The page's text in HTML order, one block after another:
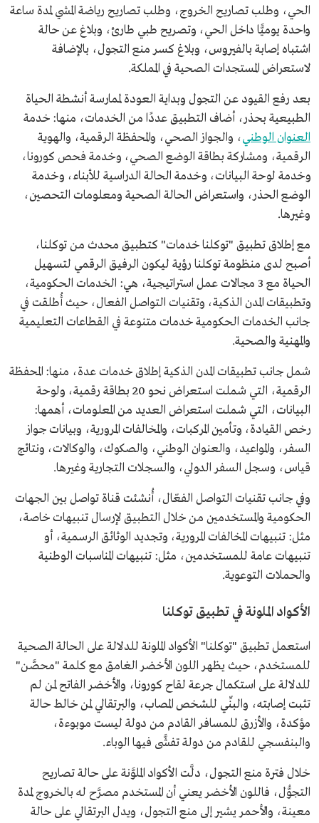
الحي، وطلب تصاريح الخروج، وطلب تصاريح رياضة المشي لمدة ساعة
واحدة يوميًّا داخل الحي، وتصريح طبي طارئ، وبلاغ عن حالة
اشتباه إصابة بالفيروس، وبلاغ كسر منع التجول، بالإضافة
لاستعراض المستجدات الصحية في المملكة.
بعد رفع القيود عن التجول وبداية العودة لممارسة أنشطة الحياة
الطبيعية بحذر، أضاف التطبيق عددًا من الخدمات، منها: خدمة
العنوان الوطني، والجواز الصحي، والمحفظة الرقمية، والهوية
الرقمية، ومشاركة بطاقة الوضع الصحي، وخدمة فحص كورونا،
وخدمة لوحة البيانات، وخدمة الحالة الدراسية للأبناء، وخدمة
الوضع الحذر، واستعراض الحالة الصحية ومعلومات التحصين،
وغيرها.
مع إطلاق تطبيق "توكلنا خدمات" كتطبيق محدث من توكلنا،
أصبح لدى منظومة توكلنا رؤية ليكون الرفيق الرقمي لتسهيل
الحياة مع 3 مجالات عمل استراتيجية، هي: الخدمات الحكومية،
وتطبيقات المدن الذكية، وتقنيات التواصل الفعال، حيث أُطلقت في
جانب الخدمات الحكومية خدمات متنوعة في القطاعات التعليمية
والمهنية والصحية.
شمل جانب تطبيقات المدن الذكية إطلاق خدمات عدة، منها: المحفظة
الرقمية، التي شملت استعراض نحو 20 بطاقة رقمية، ولوحة
البيانات، التي شملت استعراض العديد من المعلومات، أهمها:
رخص القيادة، وتأمين المركبات، والمخالفات المرورية، وبيانات جواز
السفر، والمواعيد، والعنوان الوطني، والصكوك، والوكالات، ونتائج
قياس، وسجل السفر الدولي، والسجلات التجارية وغيرها.
وفي جانب تقنيات التواصل الفعّال، أُنشئت قناة تواصل بين الجهات
الحكومية والمستخدمين من خلال التطبيق لإرسال تنبيهات خاصة،
مثل: تنبيهات المخالفات المرورية، وتجديد الوثائق الرسمية، أو
تنبيهات عامة للمستخدمين، مثل: تنبيهات المناسبات الوطنية
والحملات التوعوية.
الأكواد الملونة في تطبيق توكلنا
استعمل تطبيق "توكلنا" الأكواد الملونة للدلالة على الحالة الصحية
للمستخدم، حيث يظهر اللون الأخضر الغامق مع كلمة "محصَّن"
للدلالة على استكمال جرعة لقاح كورونا، والأخضر الفاتح لمن لم
تثبت إصابته، والبنِّي للشخص المصاب، والبرتقالي لمن خالط حالة
مؤكدة، والأزرق للمسافر القادم من دولة ليست موبوءة،
والبنفسجي للقادم من دولة تفشَّى فيها الوباء.
خلال فترة منع التجول، دلَّت الأكواد الملوَّنة على حالة تصاريح
التجوُّل، فاللون الأخضر يعني أن المستخدم مصرَّح له بالخروج لمدة
معينة، والأحمر يشير إلى منع التجول، ويدل البرتقالي على حالة